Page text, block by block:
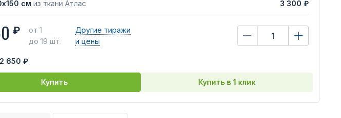
см из ткани Атлас 3 300 ₽
₽
от 1
до 19 шт.
Другие тиражи
и цены
2 650 ₽
Купить Купить в 1 клик